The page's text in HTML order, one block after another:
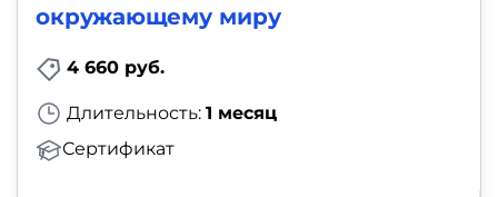
окружающему миру
4 660 руб.
Длительность: 1 месяц
Сертификат